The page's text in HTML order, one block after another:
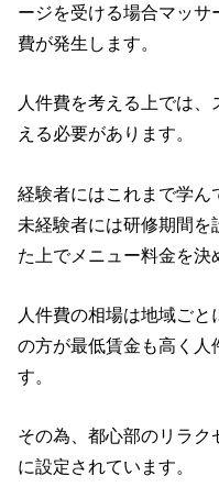
ージを受ける場合マッ
費が発生します。
人件費を考える上では
える必要があります。
経験者にはこれまで学ん
未経験者には研修期間を
た上でメニュー料金を決
人件費の相場は地域ご
の方が最低賃金も高く人
す。
その為、都心部のリラ
に設定されています。